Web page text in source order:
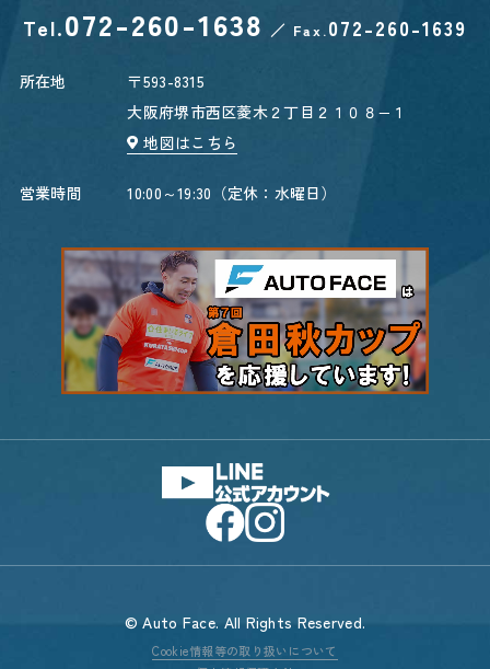
Tel.072-260-1638 ／ Fax.072-260-1639
所在地
〒593-8315
大阪府堺市西区菱木２丁目２１０８−１
地図はこちら
営業時間 10:00～19:30（定休：水曜日）
© Auto Face. All Rights Reserved.
Cookie情報等の取り扱いについて